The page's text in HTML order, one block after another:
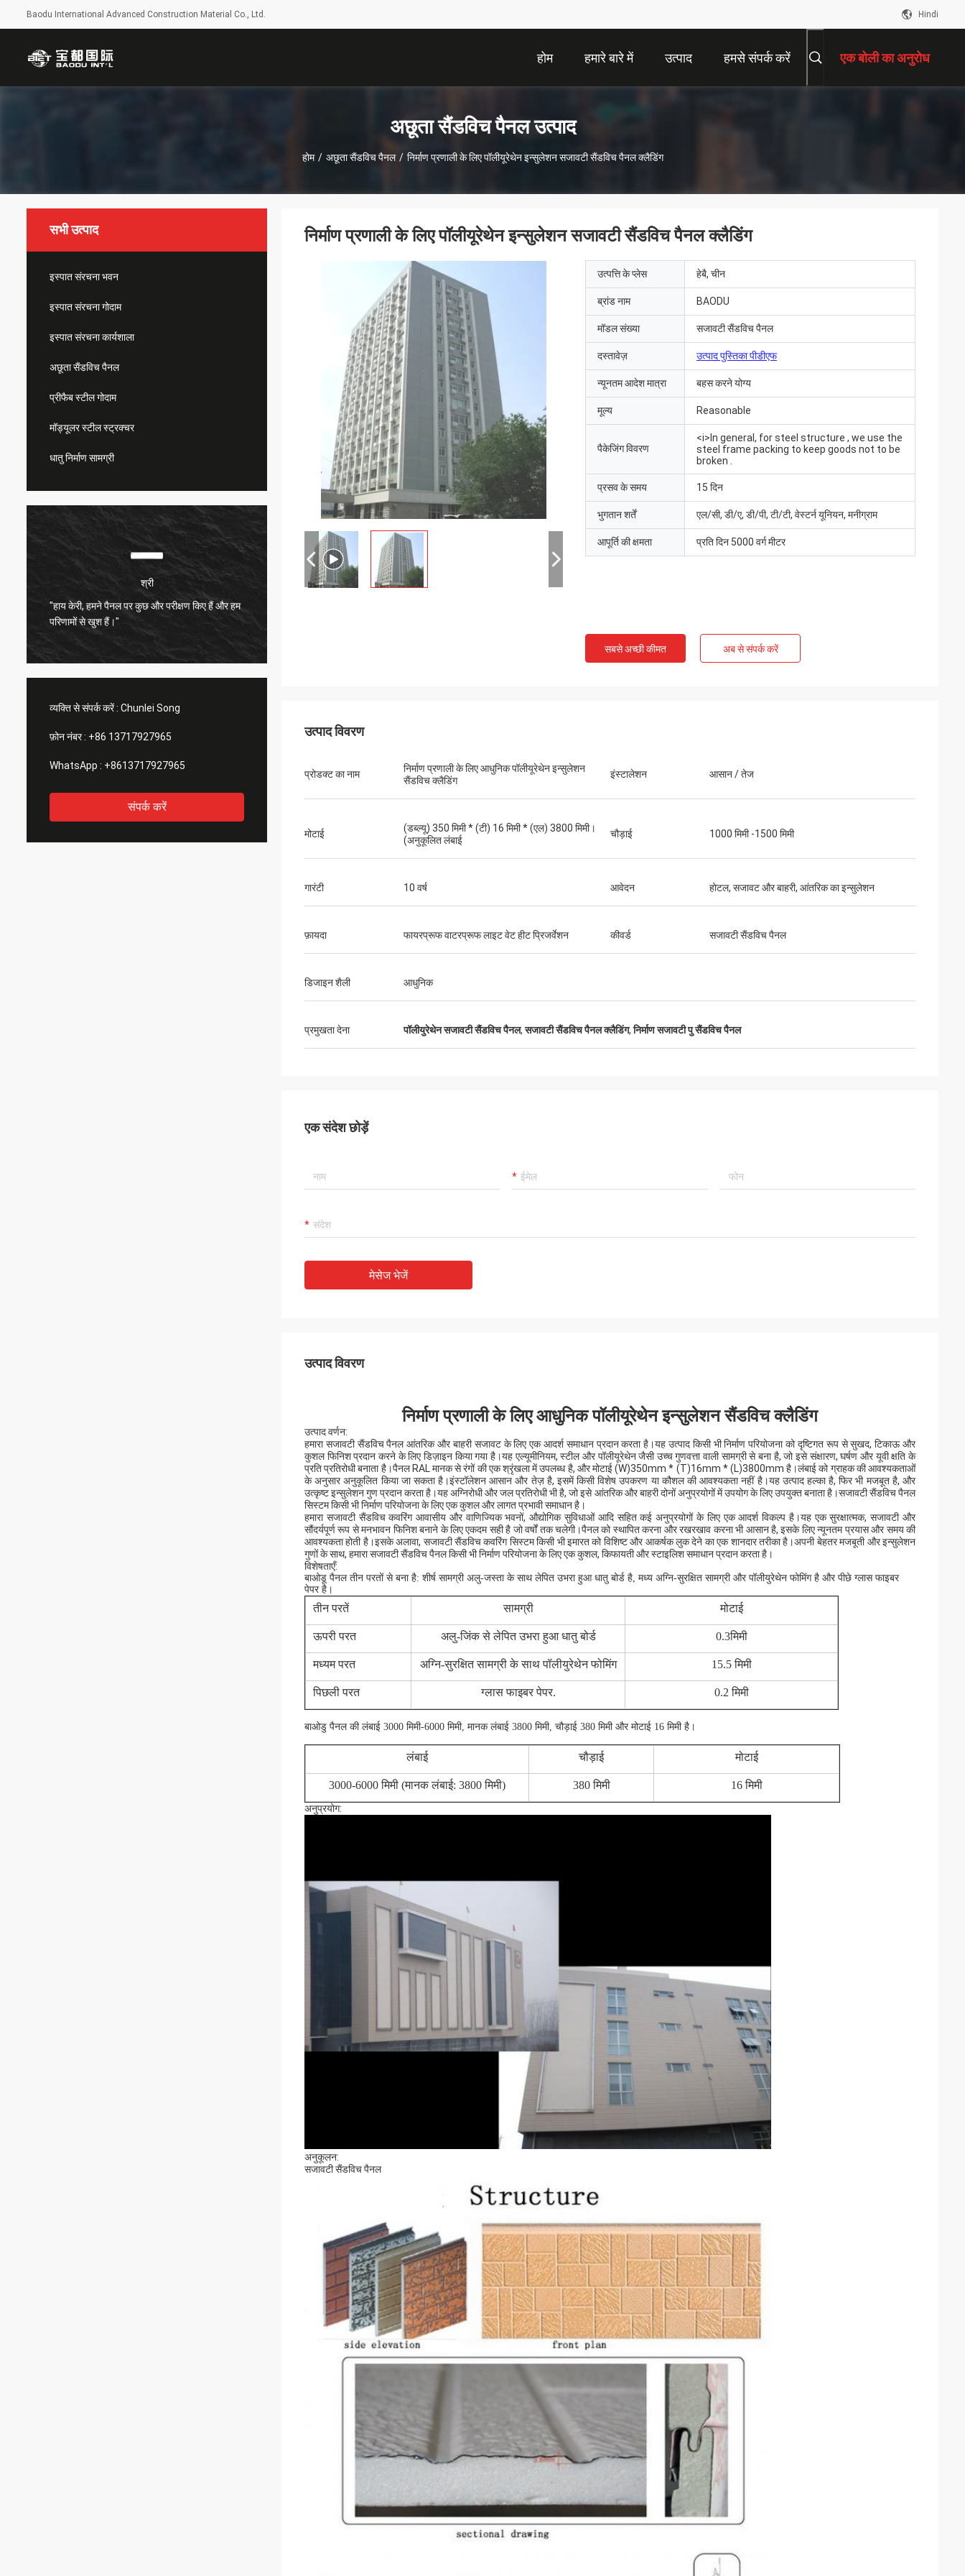
Baodu International Advanced Construction Material Co., Ltd. Hindi
होम हमारे बारे में उत्पाद हमसे संपर्क करें एक बोली का अनुरोध
अछूता सैंडविच पैनल उत्पाद
होम / अछूता सैंडविच पैनल / निर्माण प्रणाली के लिए पॉलीयूरेथेन इन्सुलेशन सजावटी सैंडविच पैनल क्लैडिंग
सभी उत्पाद
इस्पात संरचना भवन
इस्पात संरचना गोदाम
इस्पात संरचना कार्यशाला
अछूता सैंडविच पैनल
प्रीफैब स्टील गोदाम
मॉड्यूलर स्टील स्ट्रक्चर
धातु निर्माण सामग्री
श्री
"हाय केरी, हमने पैनल पर कुछ और परीक्षण किए हैं और हम
परिणामों से खुश हैं।"
श्रीमती
व्यक्ति से संपर्क करें : Chunlei Song
फ़ोन नंबर : +86 13717927965
WhatsApp : +8613717927965
संपर्क करें
निर्माण प्रणाली के लिए पॉलीयूरेथेन इन्सुलेशन सजावटी सैंडविच पैनल क्लैडिंग
उत्पत्ति के प्लेस हेबै, चीन
ब्रांड नाम BAODU
मॉडल संख्या सजावटी सैंडविच पैनल
दस्तावेज़ उत्पाद पुस्तिका पीडीएफ
न्यूनतम आदेश मात्रा बहस करने योग्य
मूल्य Reasonable
पैकेजिंग विवरण
<i>In general, for steel structure , we use the
steel frame packing to keep goods not to be
broken .
प्रसव के समय 15 दिन
भुगतान शर्तें एल/सी, डी/ए, डी/पी, टी/टी, वेस्टर्न यूनियन, मनीग्राम
आपूर्ति की क्षमता प्रति दिन 5000 वर्ग मीटर
सबसे अच्छी कीमत अब से संपर्क करें
उत्पाद विवरण
प्रोडक्ट का नाम
निर्माण प्रणाली के लिए आधुनिक पॉलीयूरेथेन इन्सुलेशन
सैंडविच क्लैडिंग
इंस्टालेशन आसान / तेज
मोटाई
(डब्ल्यू) 350 मिमी * (टी) 16 मिमी * (एल) 3800 मिमी।
(अनुकूलित लंबाई
चौड़ाई 1000 मिमी -1500 मिमी
गारंटी 10 वर्ष आवेदन होटल, सजावट और बाहरी, आंतरिक का इन्सुलेशन
फ़ायदा फायरप्रूफ वाटरप्रूफ लाइट वेट हीट प्रिजर्वेशन कीवर्ड सजावटी सैंडविच पैनल
डिजाइन शैली आधुनिक
प्रमुखता देना पॉलीयुरेथेन सजावटी सैंडविच पैनल,सजावटी सैंडविच पैनल क्लैडिंग,निर्माण सजावटी पु सैंडविच पैनल
एक संदेश छोड़ें
मेसेज भेजें
उत्पाद विवरण
निर्माण प्रणाली के लिए आधुनिक पॉलीयूरेथेन इन्सुलेशन सैंडविच क्लैडिंग
उत्पाद वर्णन:
हमारा सजावटी सैंडविच पैनल आंतरिक और बाहरी सजावट के लिए एक आदर्श समाधान प्रदान करता है।यह उत्पाद किसी भी निर्माण परियोजना को दृष्टिगत रूप से सुखद, टिकाऊ और
कुशल फिनिश प्रदान करने के लिए डिज़ाइन किया गया है।यह एल्यूमीनियम, स्टील और पॉलीयूरेथेन जैसी उच्च गुणवत्ता वाली सामग्री से बना है, जो इसे संक्षारण, घर्षण और यूवी क्षति के
प्रति प्रतिरोधी बनाता है।पैनल RAL मानक से रंगों की एक श्रृंखला में उपलब्ध है, और मोटाई (W)350mm * (T)16mm * (L)3800mm है।लंबाई को ग्राहक की आवश्यकताओं
के अनुसार अनुकूलित किया जा सकता है।इंस्टॉलेशन आसान और तेज़ है, इसमें किसी विशेष उपकरण या कौशल की आवश्यकता नहीं है।यह उत्पाद हल्का है, फिर भी मजबूत है, और
उत्कृष्ट इन्सुलेशन गुण प्रदान करता है।यह अग्निरोधी और जल प्रतिरोधी भी है, जो इसे आंतरिक और बाहरी दोनों अनुप्रयोगों में उपयोग के लिए उपयुक्त बनाता है।सजावटी सैंडविच पैनल
सिस्टम किसी भी निर्माण परियोजना के लिए एक कुशल और लागत प्रभावी समाधान है।
हमारा सजावटी सैंडविच कवरिंग आवासीय और वाणिज्यिक भवनों, औद्योगिक सुविधाओं आदि सहित कई अनुप्रयोगों के लिए एक आदर्श विकल्प है।यह एक सुरक्षात्मक, सजावटी और
सौंदर्यपूर्ण रूप से मनभावन फिनिश बनाने के लिए एकदम सही है जो वर्षों तक चलेगी।पैनल को स्थापित करना और रखरखाव करना भी आसान है, इसके लिए न्यूनतम प्रयास और समय की
आवश्यकता होती है।इसके अलावा, सजावटी सैंडविच कवरिंग सिस्टम किसी भी इमारत को विशिष्ट और आकर्षक लुक देने का एक शानदार तरीका है।अपनी बेहतर मजबूती और इन्सुलेशन
गुणों के साथ, हमारा सजावटी सैंडविच पैनल किसी भी निर्माण परियोजना के लिए एक कुशल, किफायती और स्टाइलिश समाधान प्रदान करता है।
विशेषताएँ:
बाओडू पैनल तीन परतों से बना है: शीर्ष सामग्री अलु-जस्ता के साथ लेपित उभरा हुआ धातु बोर्ड है, मध्य अग्नि-सुरक्षित सामग्री और पॉलीयुरेथेन फोमिंग है और पीछे ग्लास फाइबर
पेपर है।
तीन परतें सामग्री मोटाई
ऊपरी परत अलु-जिंक से लेपित उभरा हुआ धातु बोर्ड 0.3मिमी
मध्यम परत अग्नि-सुरक्षित सामग्री के साथ पॉलीयुरेथेन फोमिंग 15.5 मिमी
पिछली परत ग्लास फाइबर पेपर. 0.2 मिमी
बाओडु पैनल की लंबाई 3000 मिमी-6000 मिमी, मानक लंबाई 3800 मिमी, चौड़ाई 380 मिमी और मोटाई 16 मिमी है।
लंबाई चौड़ाई मोटाई
3000-6000 मिमी (मानक लंबाई: 3800 मिमी) 380 मिमी 16 मिमी
अनुप्रयोग:
अनुकूलन:
सजावटी सैंडविच पैनल